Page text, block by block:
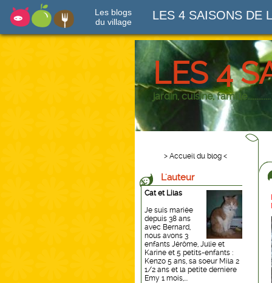
Les blogs
du village
LES 4 SAISONS DE
LES 4
jardin, cuisine, famille.............
> Accueil du blog <
L'auteur
Cat et Lilas
Je suis mariée
depuis 38 ans
avec Bernard,
nous avons 3
enfants Jérôme, Julie et
Karine et 5 petits-enfants :
Kenzo 5 ans, sa soeur Mila 2
1/2 ans et la petite derniere
Emy 1 mois,...